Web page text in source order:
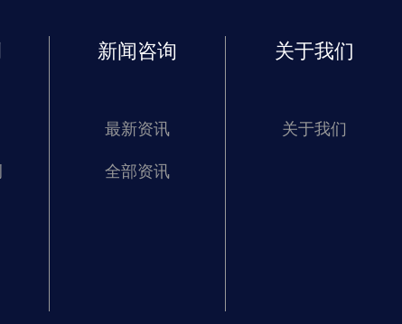
关于我们
关于我们
新闻咨询
最新资讯
全部资讯